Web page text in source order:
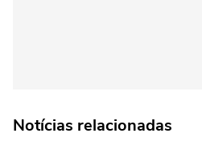
Notícias relacionadas